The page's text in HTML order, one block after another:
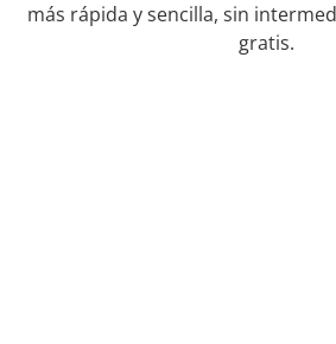
más rápida y sencilla, sin
gratis.